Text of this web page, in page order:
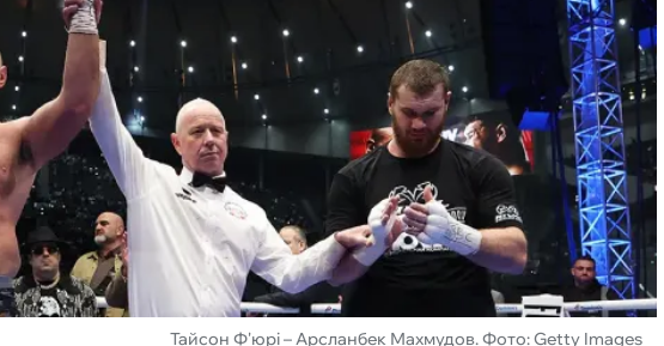
Тайсон Ф'юрі – Арсланбек Махмудов. Фото: Getty Images